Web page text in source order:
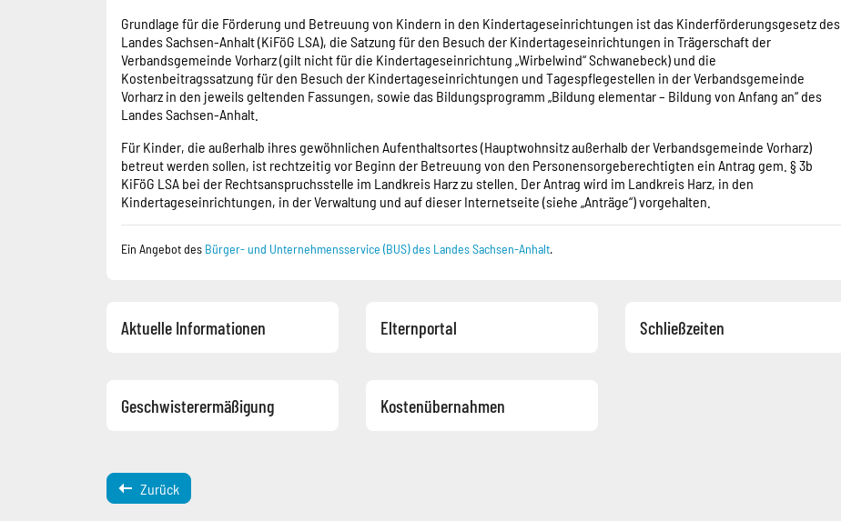
Grundlage für die Förderung und Betreuung von Kindern in den Kindertageseinrichtungen ist das Kinderförderungsgesetz des
Landes Sachsen-Anhalt (KiFöG LSA), die Satzung für den Besuch der Kindertageseinrichtungen in Trägerschaft der
Verbandsgemeinde Vorharz (gilt nicht für die Kindertageseinrichtung „Wirbelwind“ Schwanebeck) und die
Kostenbeitragssatzung für den Besuch der Kindertageseinrichtungen und Tagespflegestellen in der Verbandsgemeinde
Vorharz in den jeweils geltenden Fassungen, sowie das Bildungsprogramm „Bildung elementar – Bildung von Anfang an“ des
Landes Sachsen-Anhalt.
Für Kinder, die außerhalb ihres gewöhnlichen Aufenthaltsortes (Hauptwohnsitz außerhalb der Verbandsgemeinde Vorharz)
betreut werden sollen, ist rechtzeitig vor Beginn der Betreuung von den Personensorgeberechtigten ein Antrag gem. § 3b
KiFöG LSA bei der Rechtsanspruchsstelle im Landkreis Harz zu stellen. Der Antrag wird im Landkreis Harz, in den
Kindertageseinrichtungen, in der Verwaltung und auf dieser Internetseite (siehe „Anträge“) vorgehalten.
Ein Angebot des Bürger- und Unternehmensservice (BUS) des Landes Sachsen-Anhalt
Aktuelle Informationen Elternportal Schließzeiten
Geschwisterermäßigung Kostenübernahmen
Zurück